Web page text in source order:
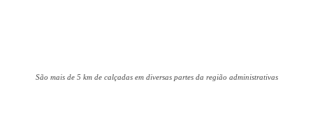
São mais de 5 km de calçadas em diversas partes da região administrativas